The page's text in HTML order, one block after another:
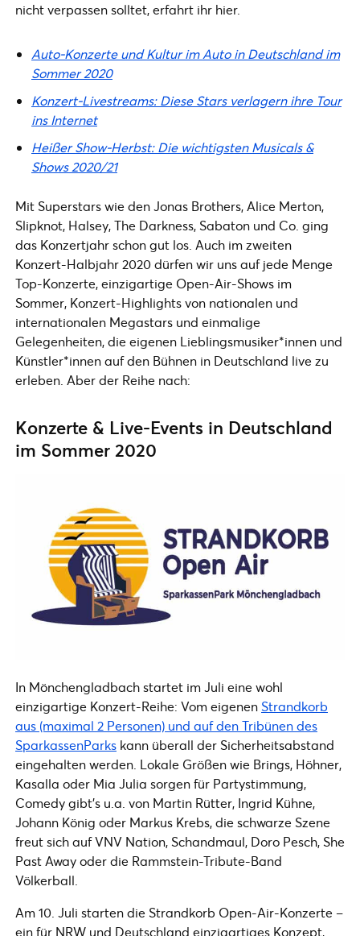
nicht verpassen solltet, erfahrt ihr hier.
Auto-Konzerte und Kultur im Auto in Deutschland im
Sommer 2020
Konzert-Livestreams: Diese Stars verlagern ihre Tour
ins Internet
Heißer Show-Herbst: Die wichtigsten Musicals &
Shows 2020/21
Mit Superstars wie den Jonas Brothers, Alice Merton,
Slipknot, Halsey, The Darkness, Sabaton und Co. ging
das Konzertjahr schon gut los. Auch im zweiten
Konzert-Halbjahr 2020 dürfen wir uns auf jede Menge
Top-Konzerte, einzigartige Open-Air-Shows im
Sommer, Konzert-Highlights von nationalen und
internationalen Megastars und einmalige
Gelegenheiten, die eigenen Lieblingsmusiker*innen und
Künstler*innen auf den Bühnen in Deutschland live zu
erleben. Aber der Reihe nach:
Konzerte & Live-Events in Deutschland
im Sommer 2020
In Mönchengladbach startet im Juli eine wohl
einzigartige Konzert-Reihe: Vom eigenenStrandkorb
aus (maximal 2 Personen) und auf den Tribünen des
SparkassenParks kann überall der Sicherheitsabstand
eingehalten werden. Lokale Größen wie Brings, Höhner,
Kasalla oder Mia Julia sorgen für Partystimmung,
Comedy gibt’s u.a. von Martin Rütter, Ingrid Kühne,
Johann König oder Markus Krebs, die schwarze Szene
freut sich auf VNV Nation, Schandmaul, Doro Pesch, She
Past Away oder die Rammstein-Tribute-Band
Völkerball.
Am 10. Juli starten die Strandkorb Open-Air-Konzerte –
ein für NRW und Deutschland einzigartiges Konzept,